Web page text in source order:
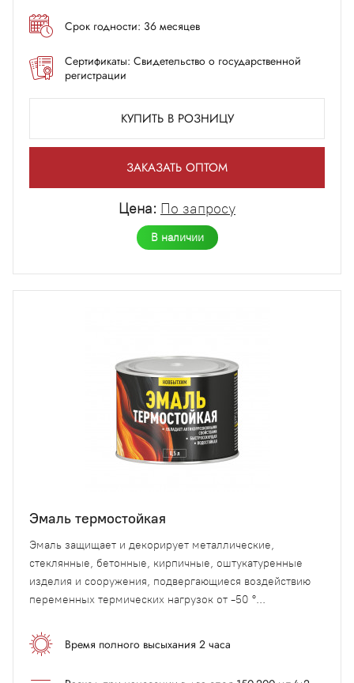
Срок годности: 36 месяцев
Сертификаты: Свидетельство о государственной
регистрации
КУПИТЬ В РОЗНИЦУ
ЗАКАЗАТЬ ОПТОМ
Цена: По запросу
В наличии
Эмаль термостойкая
Эмаль защищает и декорирует металлические,
стеклянные, бетонные, кирпичные, оштукатуренные
изделия и сооружения, подвергающиеся воздействию
переменных термических нагрузок от -50 °...
Время полного высыхания 2 часа